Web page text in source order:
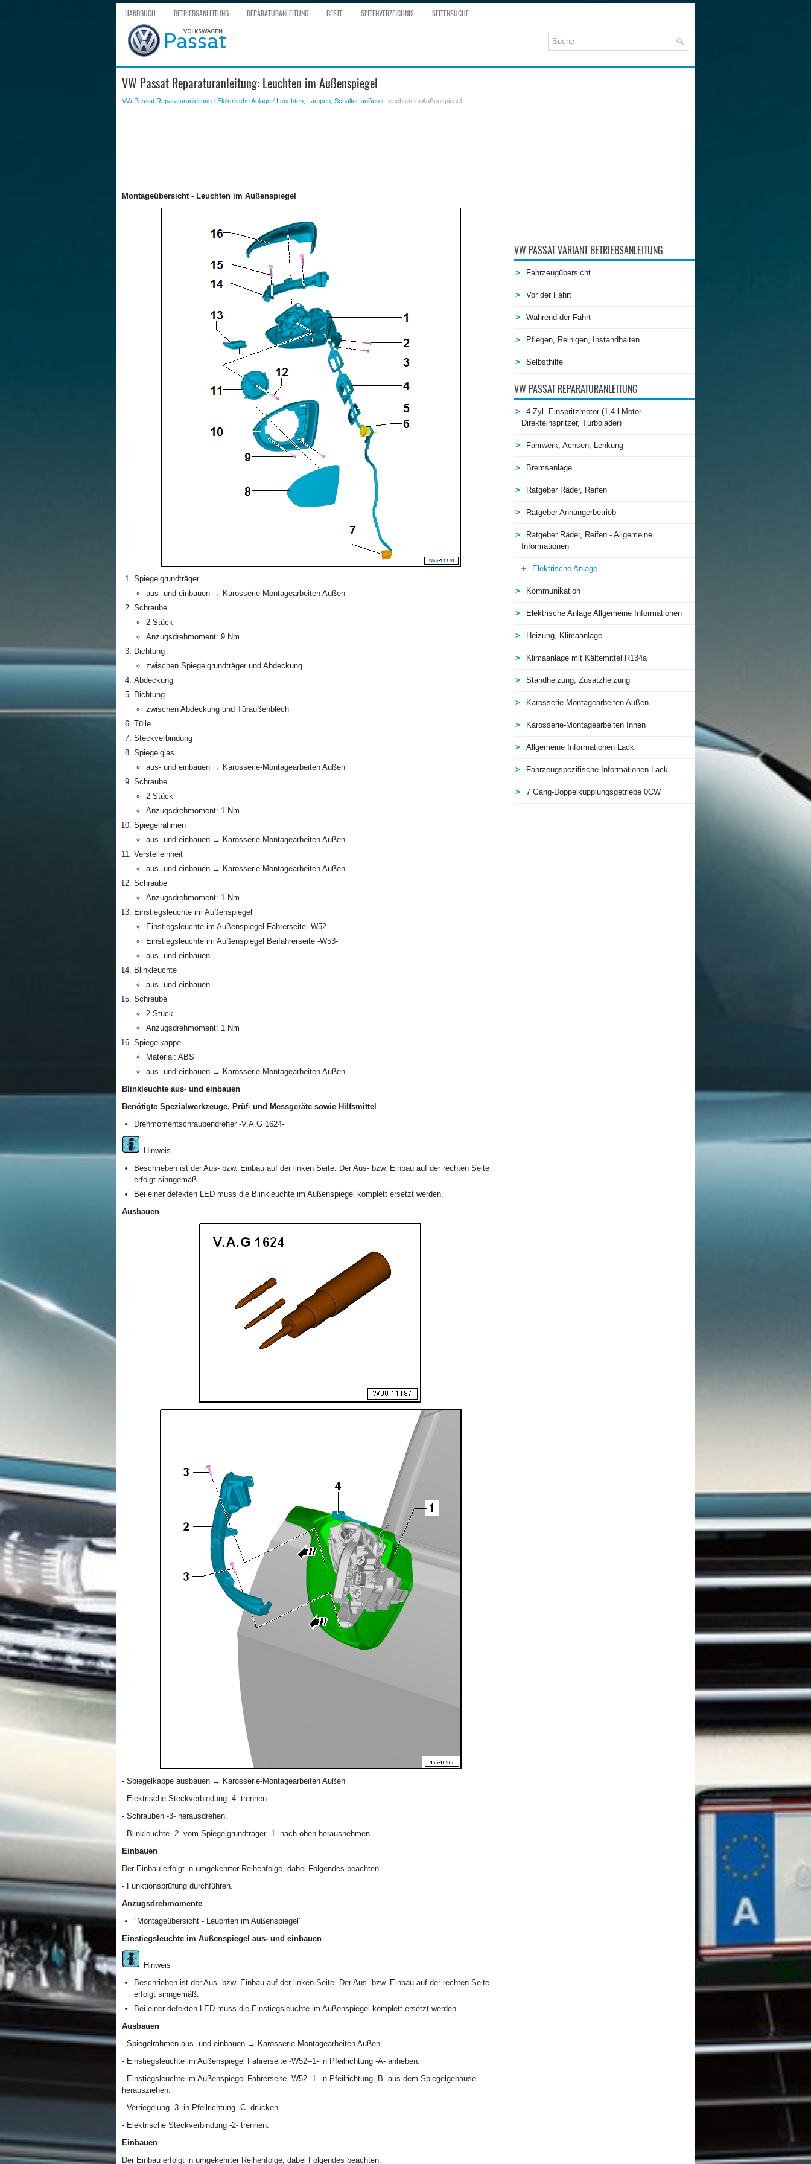
HANDBUCH BETRIEBSANLEITUNG REPARATURANLEITUNG BESTE SEITENVERZEICHNIS SEITENSUCHE
VW Passat Reparaturanleitung: Leuchten im Außenspiegel
VW Passat Reparaturanleitung / Elektrische Anlage / Leuchten, Lampen, Schalter-außen / Leuchten im Außenspiegel
Montageübersicht - Leuchten im Außenspiegel
Spiegelgrundträger
aus- und einbauen → Karosserie-Montagearbeiten Außen
Schraube
2 Stück
Anzugsdrehmoment: 9 Nm
Dichtung
zwischen Spiegelgrundträger und Abdeckung
Abdeckung
Dichtung
zwischen Abdeckung und Türaußenblech
Tülle
Steckverbindung
Spiegelglas
aus- und einbauen → Karosserie-Montagearbeiten Außen
Schraube
2 Stück
Anzugsdrehmoment: 1 Nm
Spiegelrahmen
aus- und einbauen → Karosserie-Montagearbeiten Außen
Verstelleinheit
aus- und einbauen → Karosserie-Montagearbeiten Außen
Schraube
Anzugsdrehmoment: 1 Nm
Einstiegsleuchte im Außenspiegel
Einstiegsleuchte im Außenspiegel Fahrerseite -W52-
Einstiegsleuchte im Außenspiegel Beifahrerseite -W53-
aus- und einbauen
Blinkleuchte
aus- und einbauen
Schraube
2 Stück
Anzugsdrehmoment: 1 Nm
Spiegelkappe
Material: ABS
aus- und einbauen → Karosserie-Montagearbeiten Außen
Blinkleuchte aus- und einbauen
Benötigte Spezialwerkzeuge, Prüf- und Messgeräte sowie Hilfsmittel
Drehmomentschraubendreher -V.A.G 1624-
Hinweis
Beschrieben ist der Aus- bzw. Einbau auf der linken Seite. Der Aus- bzw. Einbau auf der rechten Seite
erfolgt sinngemäß.
Bei einer defekten LED muss die Blinkleuchte im Außenspiegel komplett ersetzt werden.
Ausbauen
- Spiegelkappe ausbauen → Karosserie-Montagearbeiten Außen
- Elektrische Steckverbindung -4- trennen.
- Schrauben -3- herausdrehen.
- Blinkleuchte -2- vom Spiegelgrundträger -1- nach oben herausnehmen.
Einbauen
Der Einbau erfolgt in umgekehrter Reihenfolge, dabei Folgendes beachten.
- Funktionsprüfung durchführen.
Anzugsdrehmomente
"Montageübersicht - Leuchten im Außenspiegel"
Einstiegsleuchte im Außenspiegel aus- und einbauen
Hinweis
Beschrieben ist der Aus- bzw. Einbau auf der linken Seite. Der Aus- bzw. Einbau auf der rechten Seite
erfolgt sinngemäß.
Bei einer defekten LED muss die Einstiegsleuchte im Außenspiegel komplett ersetzt werden.
Ausbauen
- Spiegelrahmen aus- und einbauen → Karosserie-Montagearbeiten Außen.
- Einstiegsleuchte im Außenspiegel Fahrerseite -W52--1- in Pfeilrichtung -A- anheben.
- Einstiegsleuchte im Außenspiegel Fahrerseite -W52--1- in Pfeilrichtung -B- aus dem Spiegelgehäuse
herausziehen.
- Verriegelung -3- in Pfeilrichtung -C- drücken.
- Elektrische Steckverbindung -2- trennen.
Einbauen
Der Einbau erfolgt in umgekehrter Reihenfolge, dabei Folgendes beachten.
VW PASSAT VARIANT BETRIEBSANLEITUNG
Fahrzeugübersicht
Vor der Fahrt
Während der Fahrt
Pflegen, Reinigen, Instandhalten
Selbsthilfe
VW PASSAT REPARATURANLEITUNG
4-Zyl. Einspritzmotor (1,4 l-Motor
Direkteinspritzer, Turbolader)
Fahrwerk, Achsen, Lenkung
Bremsanlage
Ratgeber Räder, Reifen
Ratgeber Anhängerbetrieb
Ratgeber Räder, Reifen - Allgemeine
Informationen
Elektrische Anlage
Kommunikation
Elektrische Anlage Allgemeine Informationen
Heizung, Klimaanlage
Klimaanlage mit Kältemittel R134a
Standheizung, Zusatzheizung
Karosserie-Montagearbeiten Außen
Karosserie-Montagearbeiten Innen
Allgemeine Informationen Lack
Fahrzeugspezifische Informationen Lack
7 Gang-Doppelkupplungsgetriebe 0CW